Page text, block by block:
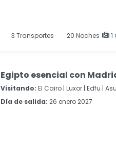
3 Transportes 20 Noches 1
Egipto esencial con
Visitando: El Cairo | Luxor | Edfu |
Día de salida: 26 enero 2027